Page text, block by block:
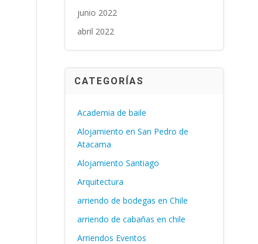
junio 2022
abril 2022
CATEGORÍAS
Academia de baile
Alojamiento en San Pedro de
Atacama
Alojamiento Santiago
Arquitectura
arriendo de bodegas en Chile
arriendo de cabañas en chile
Arriendos Eventos